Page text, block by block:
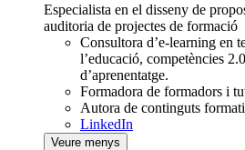
Especialista en el disseny de
auditoria de projectes de formació
Consultora d’e-learning en
l’educació, competències
d’aprenentatge.
Formadora de formadors i
Autora de continguts
LinkedIn
Veure menys